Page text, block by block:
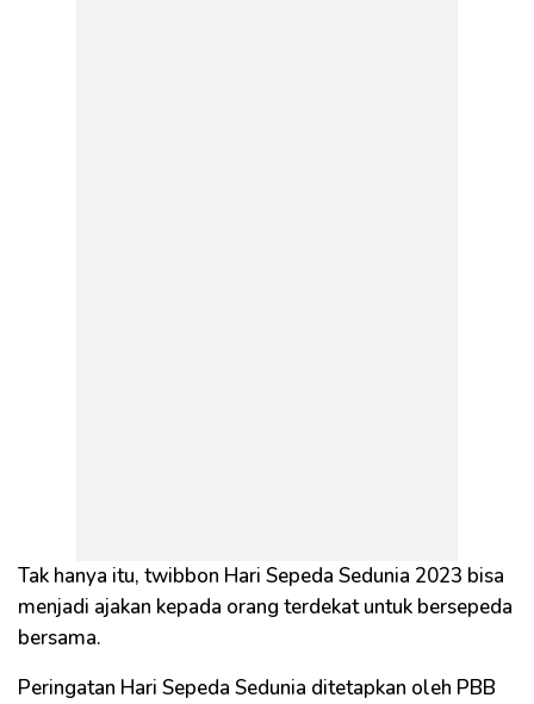
Tak hanya itu, twibbon Hari Sepeda Sedunia 2023 bisa
menjadi ajakan kepada orang terdekat untuk bersepeda
bersama.
Peringatan Hari Sepeda Sedunia ditetapkan oleh PBB